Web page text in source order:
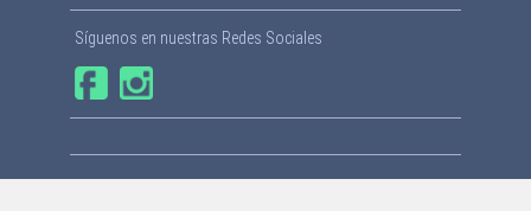
Síguenos en nuestras Redes Sociales